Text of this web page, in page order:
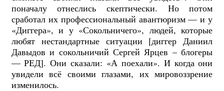
поначалу отнеслись скептически. Но потом
сработал их профессиональный авантюризм — и у
«Диггера», и у «Сокольничего», людей, которые
любят нестандартные ситуации [диггер Даниил
Давыдов и сокольничий Сергей Ярцев – блогеры
— РЕД]. Они сказали: «А поехали». И когда они
увидели всё своими глазами, их мировоззрение
изменилось.